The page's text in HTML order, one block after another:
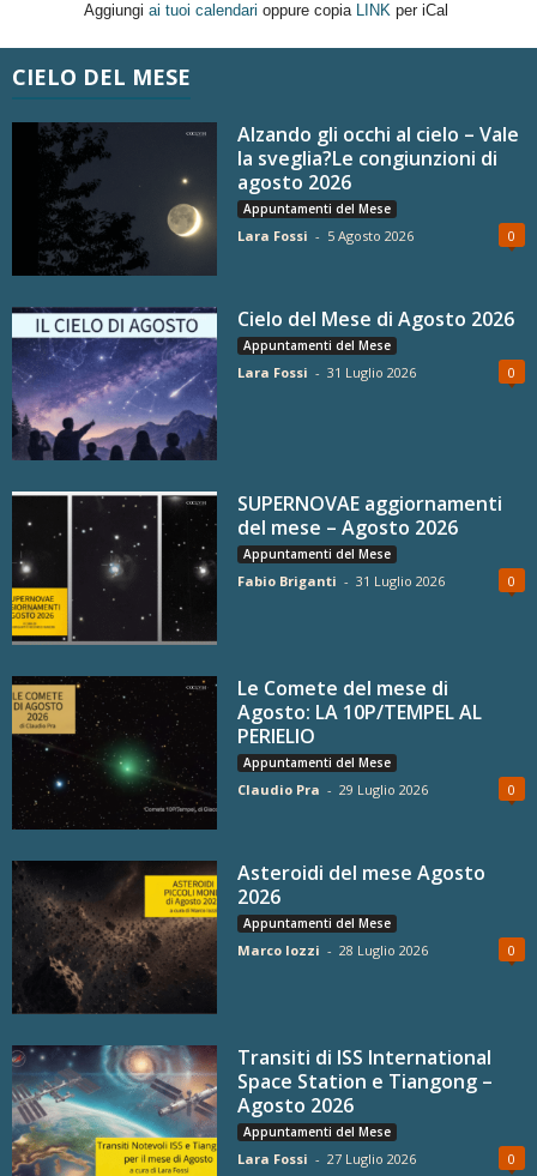
Aggiungi ai tuoi calendari oppure copia LINK per iCal
CIELO DEL MESE
Alzando gli occhi al cielo – Vale
la sveglia?Le congiunzioni di
agosto 2026
Appuntamenti del Mese
Lara Fossi - 5 Agosto 2026 0
Cielo del Mese di Agosto 2026
Appuntamenti del Mese
Lara Fossi - 31 Luglio 2026 0
SUPERNOVAE aggiornamenti
del mese – Agosto 2026
Appuntamenti del Mese
Fabio Briganti - 31 Luglio 2026 0
Le Comete del mese di
Agosto: LA 10P/TEMPEL AL
PERIELIO
Appuntamenti del Mese
Claudio Pra - 29 Luglio 2026 0
Asteroidi del mese Agosto
2026
Appuntamenti del Mese
Marco Iozzi - 28 Luglio 2026 0
Transiti di ISS International
Space Station e Tiangong –
Agosto 2026
Appuntamenti del Mese
Lara Fossi - 27 Luglio 2026 0